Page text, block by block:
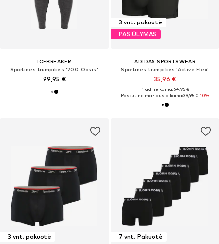
ICEBREAKER
Sportinės trumpikės '200 Oasis'
99,95 €
3 vnt. pakuotė
PASIŪLYMAS
ADIDAS SPORTSWEAR
Sportinės trumpikės 'Active Flex'
35,96 €
Pradinė kaina: 54,95 €
Paskutinė mažiausia kaina:39,95 €-10%
3 vnt. pakuotė
7 vnt. Pakuotė